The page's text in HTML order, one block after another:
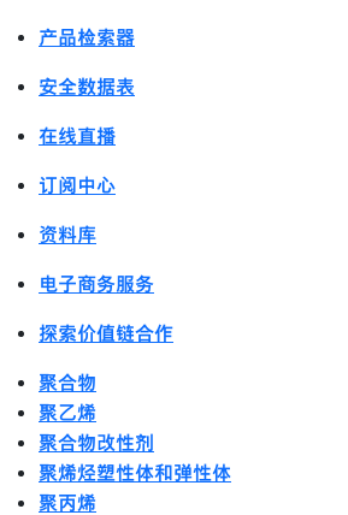
产品检索器
安全数据表
在线直播
订阅中心
资料库
电子商务服务
探索价值链合作
聚合物
聚乙烯
聚合物改性剂
聚烯烃塑性体和弹性体
聚丙烯